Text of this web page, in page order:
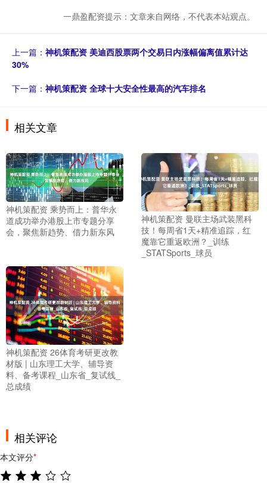
一鼎盈配资提示：文章来自网络，不代表本站观点。
上一篇： 神机策配资 美迪西股票两个交易日内涨幅偏离值累计达
30%
下一篇： 神机策配资 全球十大安全性最高的汽车排名
相关文章
神机策配资 乘势而上：普华永
道成功举办港股上市专题分享
会，聚焦新趋势、借力新东风
神机策配资 曼联主场武装黑科
技！每周省1天+精准追踪，红
魔靠它重返欧洲？_训练
_STATSports_球员
神机策配资 26体育考研更改教
材版 | 山东理工大学、辅导资
料、备考课程_山东省_复试线_
总成绩
相关评论
本文评分*